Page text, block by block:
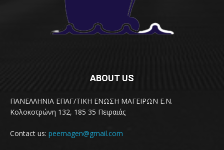
ABOUT US
ΠΑΝΕΛΛΗΝΙΑ ΕΠΑΓ/ΤΙΚΗ ΕΝΩΣΗ ΜΑΓΕΙΡΩΝ Ε.Ν.
Κολοκοτρώνη 132, 185 35 Πειραιάς
Contact us: peemagen@gmail.com